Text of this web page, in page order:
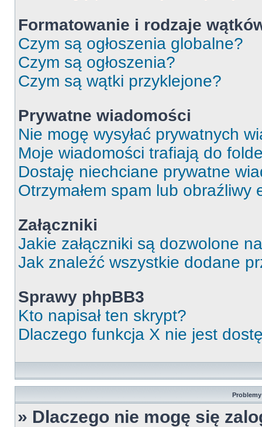
Formatowanie i rodzaje
Czym są ogłoszenia globalne?
Czym są ogłoszenia?
Czym są wątki przyklejone?
Prywatne wiadomości
Nie mogę wysyłać prywatnych
Moje wiadomości trafiają do
Dostaję niechciane prywatne
Otrzymałem spam lub
Załączniki
Jakie załączniki są dozwolone
Jak znaleźć wszystkie dodane
Sprawy phpBB3
Kto napisał ten skrypt?
Dlaczego funkcja X nie jest
» Dlaczego nie mogę się